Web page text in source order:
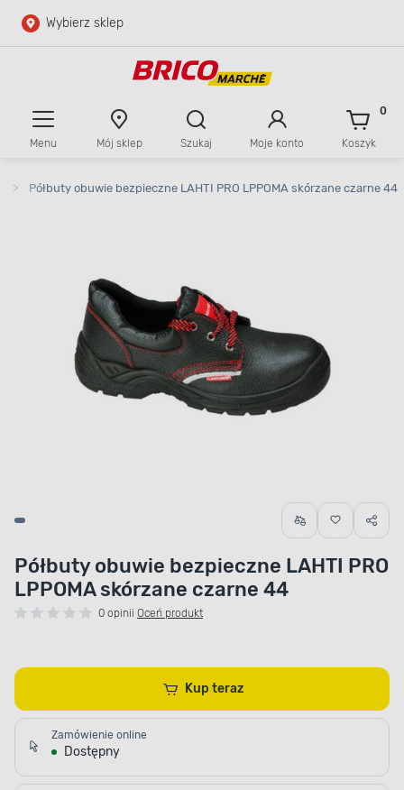
Przejdź do głównej zawartości
Wybierz sklep
Menu Mój sklep Szukaj Moje konto Koszyk
0
> Półbuty obuwie bezpieczne LAHTI PRO LPPOMA skórzane czarne 44
Półbuty obuwie bezpieczne LAHTI PRO
LPPOMA skórzane czarne 44
0 opinii Oceń produkt
Kup teraz
Zamówienie online
Dostępny